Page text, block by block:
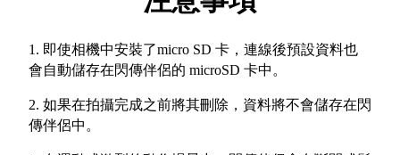
1. 即使相機中安裝了micro SD 卡，連線後預設資料也
會自動儲存在閃傳伴侶的 microSD 卡中。
2. 如果在拍攝完成之前將其刪除，資料將不會儲存在閃
傳伴侶中。